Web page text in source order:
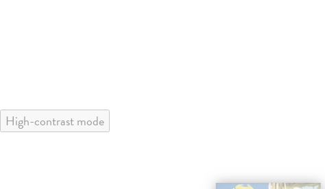
High-contrast mode